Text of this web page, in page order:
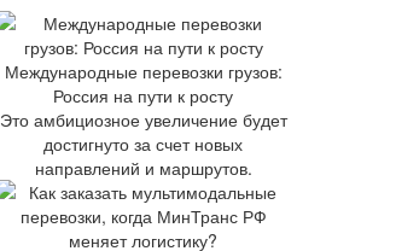
Международные перевозки грузов:
Россия на пути к росту
Это амбициозное увеличение будет
достигнуто за счет новых
направлений и маршрутов.